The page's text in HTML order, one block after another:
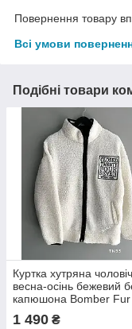
Повернення товару
Всі умови
Подібні товари
Куртка хутряна
весна-осінь бежевий
капюшона Bomber Fur
1 490 ₴